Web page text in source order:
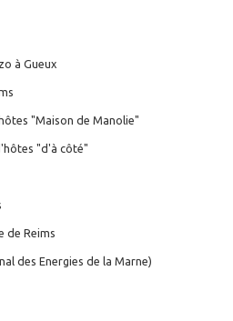
à Gueux
"Maison de Manolie"
"d'à côté"
de Reims
des Energies de la Marne)